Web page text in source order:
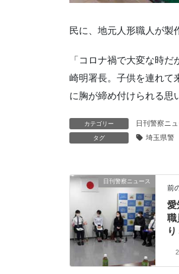
民に、地元人形職人が製
「コロナ禍で大変な時
崎明署長。子供を連れて
に胸が締め付けられる思
カテゴリー 日刊警察ニ
タグ 埼玉県警
日刊警察ニュース
前
愛
職